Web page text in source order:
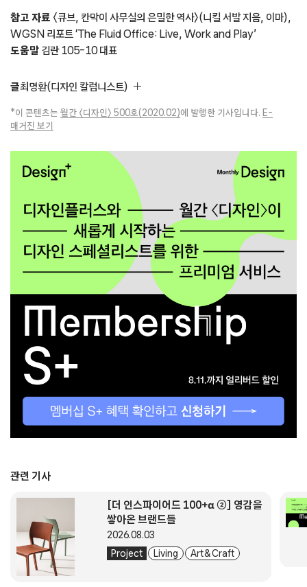
참고 자료 〈큐브, 칸막이 사무실의 은밀한 역사〉(니킬 서발 지음, 이마),
WGSN 리포트 ‘The Fluid Office: Live, Work and Play’
도움말 김란 105-10 대표
글최명환(디자인 칼럼니스트)
*이 콘텐츠는 월간 〈디자인〉 500호(2020.02)에 발행한 기사입니다. E-
매거진 보기
관련 기사
Project Living Art & Craft
[더 인스파이어드 100+α ②] 영감을
쌓아온 브랜드들
2026.08.03